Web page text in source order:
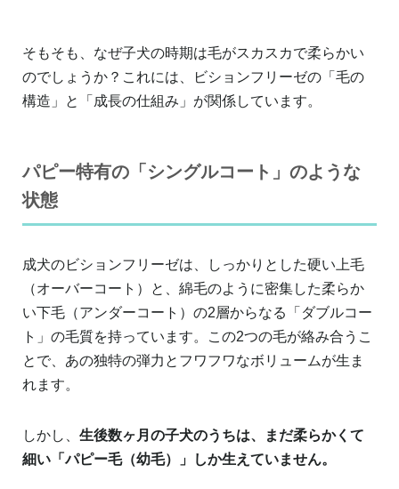
そもそも、なぜ子犬の時期は毛がスカスカで柔らかい
のでしょうか？これには、ビションフリーゼの「毛の
構造」と「成長の仕組み」が関係しています。
パピー特有の「シングルコート」のような
状態
成犬のビションフリーゼは、しっかりとした硬い上毛
（オーバーコート）と、綿毛のように密集した柔らか
い下毛（アンダーコート）の2層からなる「ダブルコー
ト」の毛質を持っています。この2つの毛が絡み合うこ
とで、あの独特の弾力とフワフワなボリュームが生ま
れます。
しかし、 生後数ヶ月の子犬のうちは、まだ柔らかくて
細い「パピー毛（幼毛）」しか生えていません。